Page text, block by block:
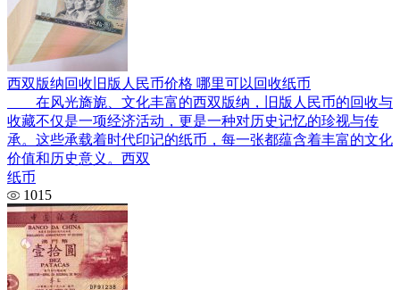
西双版纳回收旧版人民币价格 哪里可以回收纸币
在风光旖旎、文化丰富的西双版纳，旧版人民币的回收与
收藏不仅是一项经济活动，更是一种对历史记忆的珍视与传
承。这些承载着时代印记的纸币，每一张都蕴含着丰富的文化
价值和历史意义。西双
纸币
1015